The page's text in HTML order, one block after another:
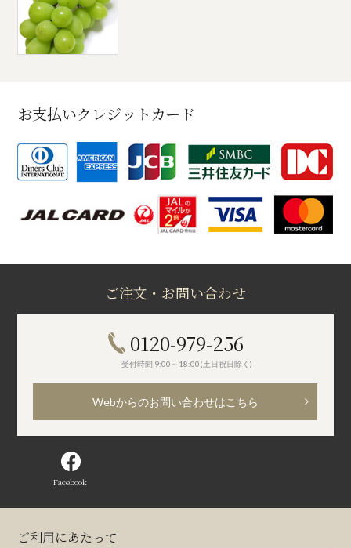
お支払いクレジットカード
ご注文・お問い合わせ
0120-979-256
受付時間 9:00～18:00(土日祝日除く)
Webからのお問い合わせはこちら
Facebook
ご利用にあたって